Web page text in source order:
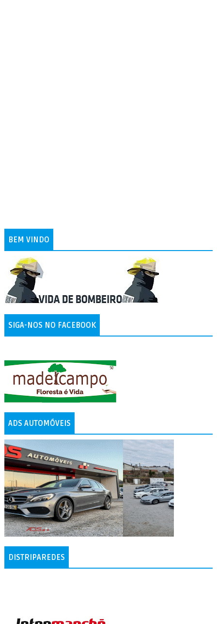
BEM VINDO
SIGA-NOS NO FACEBOOK
ADS AUTOMÓVEIS
DISTRIPAREDES